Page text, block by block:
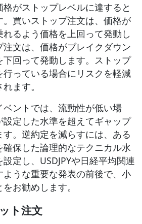
がストップレベルに達すると
。買いストップ注文は、価格が
るよう価格を上回って発動し
注文は、価格がブレイクダウン
回って発動します。ストップ
っている場合にリスクを軽減
ます。
ントでは、流動性が低い場
定した水準を超えてギャップ
。逆約定を減らすには、ある
保した論理的なテクニカル水
定し、USDJPYや日経平均関連
うな重要な発表の前後で、小
お勧めします。
ト注文